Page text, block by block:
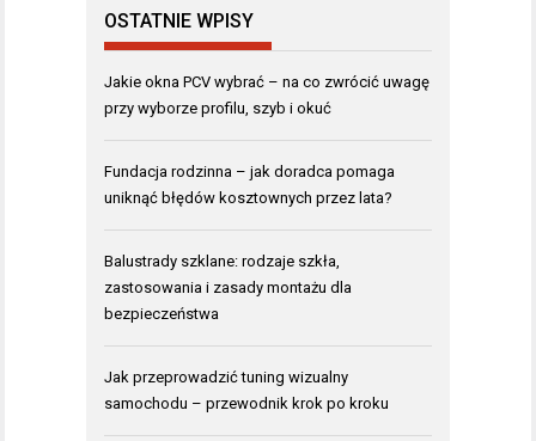
OSTATNIE WPISY
Jakie okna PCV wybrać – na co zwrócić uwagę
przy wyborze profilu, szyb i okuć
Fundacja rodzinna – jak doradca pomaga
uniknąć błędów kosztownych przez lata?
Balustrady szklane: rodzaje szkła,
zastosowania i zasady montażu dla
bezpieczeństwa
Jak przeprowadzić tuning wizualny
samochodu – przewodnik krok po kroku